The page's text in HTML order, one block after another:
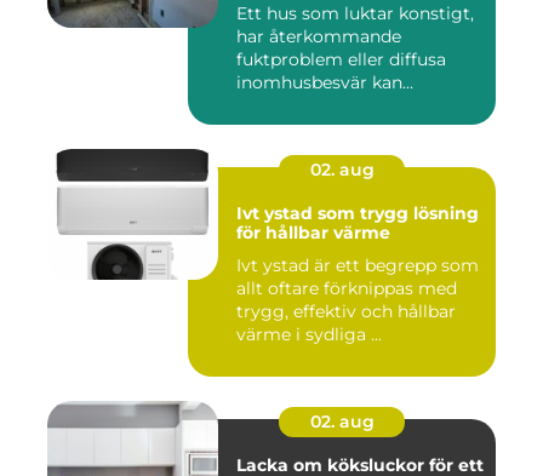
Ett hus som luktar konstigt,
har återkommande
fuktproblem eller diffusa
inomhusbesvär kan...
02. aug
Ivt ystad som trygg lösning
för hållbar värme
Ivt ystad är ett begrepp som
allt oftare förknippas med
trygg, effektiv och hållbar
värme i sydliga ...
02. aug
Lacka om köksluckor för ett